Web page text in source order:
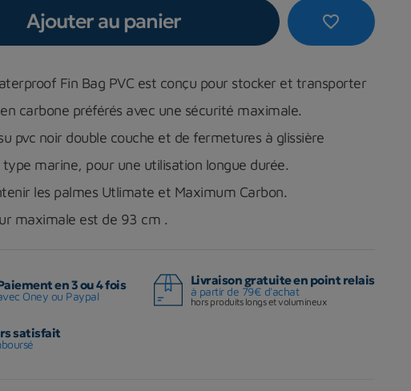
favorite_border
Ajouter au panier
Fin Bag PVC est conçu pour stocker et transporter
carbone préférés avec une sécurité maximale.
pvc noir double couche et de fermetures à glissière
type marine, pour une utilisation longue durée.
les palmes Utlimate et Maximum Carbon.
maximale est de 93 cm .
en 3 ou 4 fois
Oney ou Paypal
Livraison gratuite en point relais
à partir de 79€ d'achat
hors produits longs et volumineux
satisfait